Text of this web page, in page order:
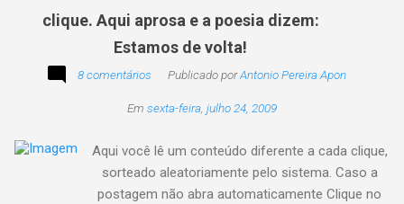
clique. Aqui aprosa e a poesia dizem:
Estamos de volta!
8 comentários Publicado porAntonio Pereira Apon
Em sexta-feira, julho 24, 2009
Aqui você lê um conteúdo diferente a cada clique,
sorteado aleatoriamente pelo sistema. Caso a
postagem não abra automaticamente Clique no